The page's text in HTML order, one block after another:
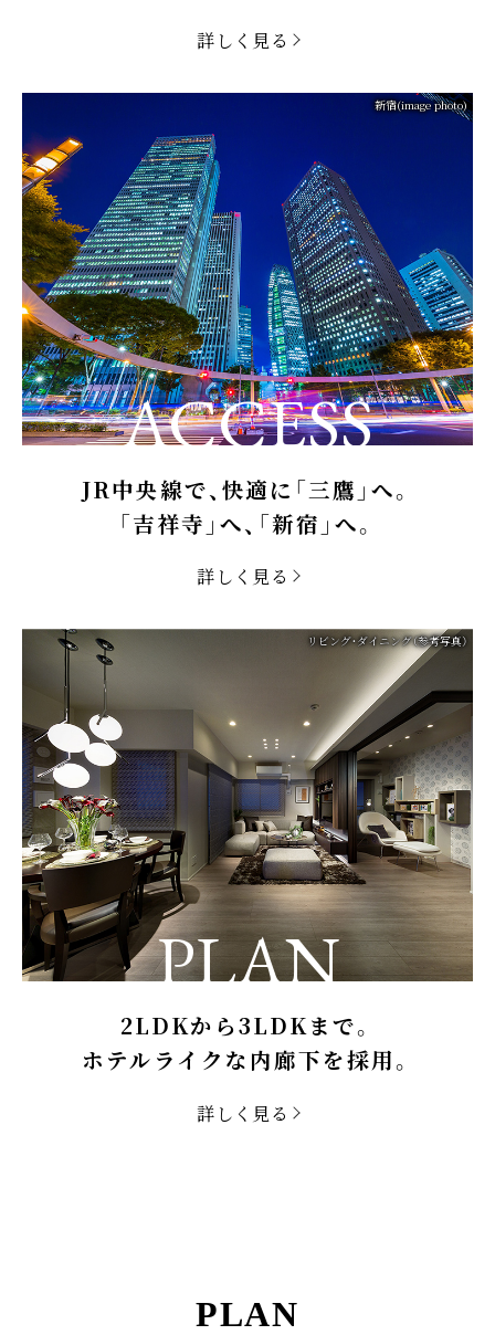
詳しく見る
新宿(image photo)
ACCESS
JR中央線で、快適に「三鷹」へ。
「吉祥寺」へ、「新宿」へ。
詳しく見る
リビング・ダイニング（参考写真）
PLAN
2LDKから3LDKまで。
ホテルライクな内廊下を採用。
詳しく見る
PLAN